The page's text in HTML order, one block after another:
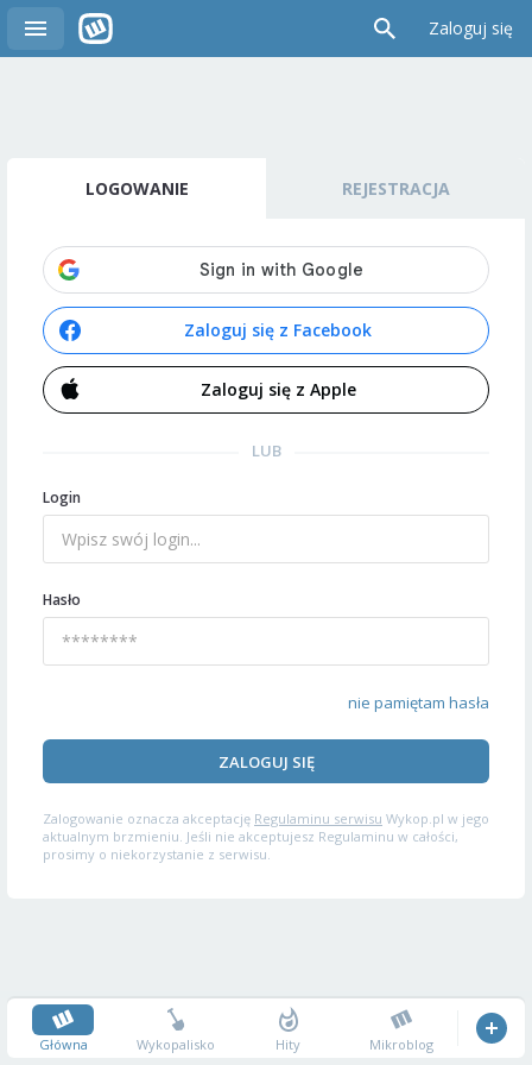
Zaloguj się
LOGOWANIE REJESTRACJA
Zaloguj się z Facebook
Zaloguj się z Apple
LUB
Login
Hasło
nie pamiętam hasła
ZALOGUJ SIĘ
Zalogowanie oznacza akceptację Regulaminu serwisu Wykop.pl w jego
aktualnym brzmieniu. Jeśli nie akceptujesz Regulaminu w całości,
prosimy o niekorzystanie z serwisu.
Główna Wykopalisko Hity Mikroblog